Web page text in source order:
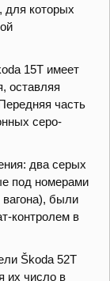
для которых
15T имеет
оставляя
часть
серо-
два серых
под номерами
вагона), были
контролем в
Škoda 52T
их число в